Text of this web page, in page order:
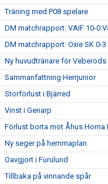
Träning med P08 spelare
DM matchrapport: VAIF 10-0
DM matchrapport: Oxie SK 0-
Ny huvudtränare för Veberöds
Sammanfattning Herrjunior
Storförlust i Bjärred
Vinst i Genarp
Förlust borta mot Åhus Horna
Ny seger på hemmaplan
Oavgjort i Furulund
Tillbaka på vinnande spår